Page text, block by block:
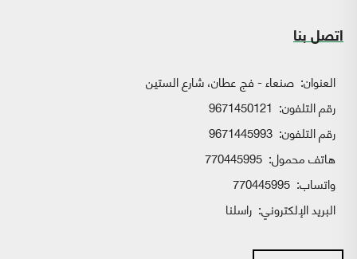
اتصل بنا
العنوان: صنعاء - فج عطان، شارع الستين
رقم التلفون: 9671450121
رقم التلفون: 9671445993
هاتف محمول: 770445995
واتساب:
البريد الإلكتروني: راسلنا